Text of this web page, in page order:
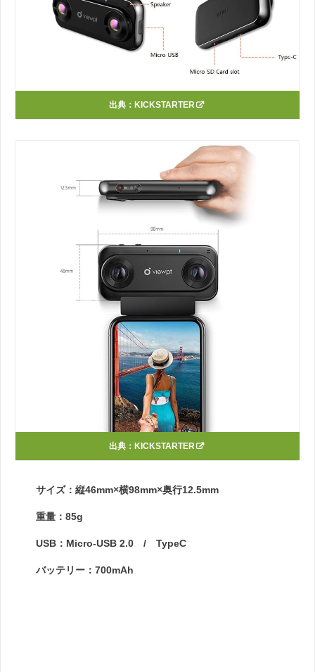
出典： KICKSTARTER
出典： KICKSTARTER
サイズ：縦46mm×横98mm×奥行12.5mm
重量：85g
USB：Micro-USB 2.0 / TypeC
バッテリー：700mAh